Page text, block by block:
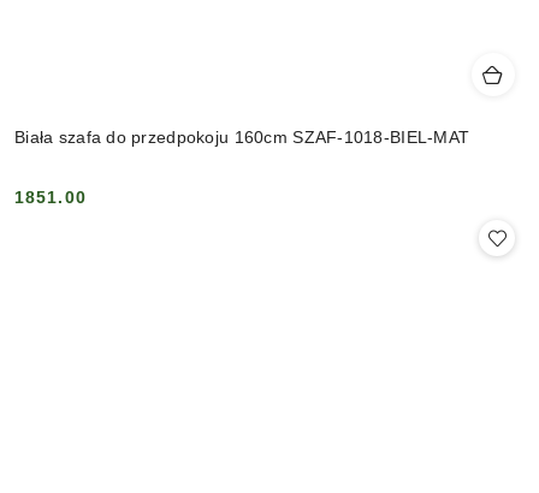
Biała szafa do przedpokoju 160cm SZAF-1018-BIEL-MAT
Cena:
1851.00